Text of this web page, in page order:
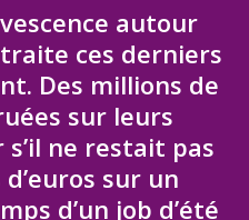
autour
ces derniers
Des millions de
sur leurs
ne restait pas
sur un
d’un job d’été